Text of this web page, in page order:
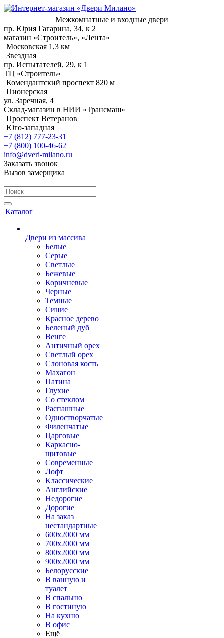
Межкомнатные и входные двери
пр. Юрия Гагарина, 34, к 2
магазин «Строитель», «Лента»
Московская 1,3 км
Звездная
пр. Испытателей, 29, к 1
ТЦ «Строитель»
Комендантский проспект 820 м
Пионерская
ул. Заречная, 4
Склад-магазин в НИИ «Трансмаш»
Проспект Ветеранов
Юго-западная
+7 (812) 777-23-31
+7 (800) 100-46-62
info@dveri-milano.ru
Заказать звонок
Вызов замерщика
Каталог
Двери из массива
Белые
Серые
Светлые
Бежевые
Коричневые
Черные
Темные
Синие
Красное дерево
Беленый дуб
Венге
Античный орех
Светлый орех
Слоновая кость
Махагон
Патина
Глухие
Со стеклом
Распашные
Одностворчатые
Филенчатые
Царговые
Каркасно-
щитовые
Современные
Лофт
Классические
Английские
Недорогие
Дорогие
На заказ
нестандартные
600х2000 мм
700х2000 мм
800х2000 мм
900х2000 мм
Белорусские
В ванную и
туалет
В спальню
В гостиную
На кухню
В офис
Ещё